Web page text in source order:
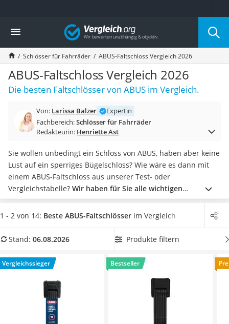
Die beliebtesten Vergleiche nach Kategorie
Freizeit & Sport
Gartentrampolin
Trampolin
Metalldetektor
Eufab-Fahrradträger
Trampolin 366 cm
Aluminium-Koffer
Futterboot
E-Bike-Dreirad
Trekkingschuhe Herren
Reisetasche mit Rollen
Klimmzugstation
Koffer
Nachtsichtgerät
Handgepäck-Koffer
Wanderschuhe Herren
Sicherheitsweste Reiten
Vergleich
Schlösser für Fahrräder ABUS-Faltschloss Vergleich 2026
ABUS-Faltschloss Vergleich 2026
Die besten Faltschlösser von ABUS im Vergleich.
Von: Larissa Balzer
Expertin
Fachbereich:Schlösser für Fahrräder
Redakteurin: Henriette Ast
Sie wollen unbedingt ein Schloss von ABUS, haben aber keine
Lust auf ein sperriges Bügelschloss? Wie wäre es dann mit
einem ABUS-Faltschloss aus unserer Test- oder
Vergleichstabelle? Wir haben für Sie alle wichtigen
Informationen zusammengetragenund präsentieren Ihnen
einige der besten Faltschloss-Modelle. Kaufen Sie jetzt ein
vor Diebstählen zu schützen. Ihr Bike ist alt, klapprig und
Produkt mit niedrigerem Sicherheitsstandard. Überzeugt hat
uns hier im August 2026 besonders das Modell
Granit XPlus6500
mit seinen Eigenschaften.
1 - 2 von 14: Beste ABUS-Faltschlösser im Vergleich
Stand: 06.08.2026 Produkte filtern
Vergleichssieger Bestseller